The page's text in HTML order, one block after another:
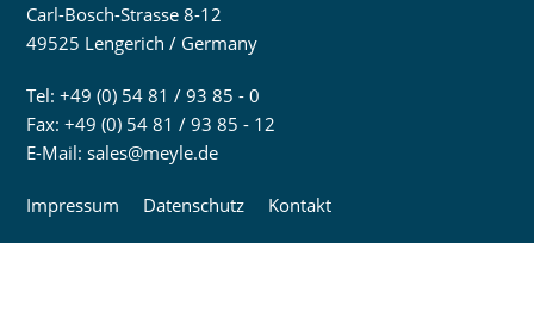
Carl-Bosch-Strasse 8-12
49525 Lengerich / Germany
Tel: +49 (0) 54 81 / 93 85 - 0
Fax: +49 (0) 54 81 / 93 85 - 12
E-Mail:sales@meyle.de
Impressum Datenschutz Kontakt